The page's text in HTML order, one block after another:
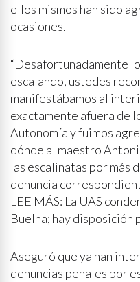
ellos mismos han sido
ocasiones.
“Desafortunadamente
escalando, ustedes
manifestábamos al
exactamente afuera de
Autonomía y fuimos
dónde al maestro
las escalinatas por más
denuncia
LEE MÁS: La UAS
Buelna; hay disposición
Aseguró que ya han
denuncias penales por